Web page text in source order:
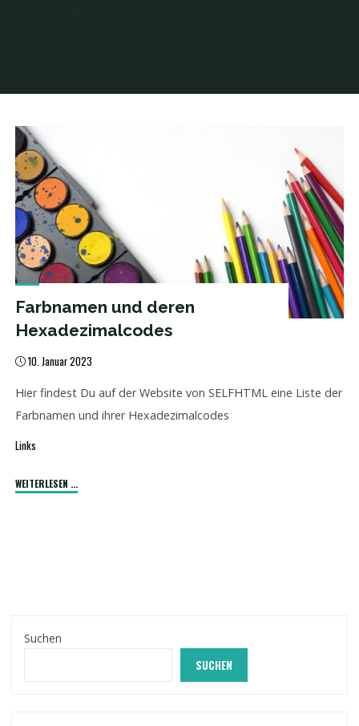
Farbnamen und deren
Hexadezimalcodes
10. Januar 2023
Hier findest Du auf der Website von SELFHTML eine Liste der
Farbnamen und ihrer Hexadezimalcodes
Links
WEITERLESEN ...
Suchen
SUCHEN